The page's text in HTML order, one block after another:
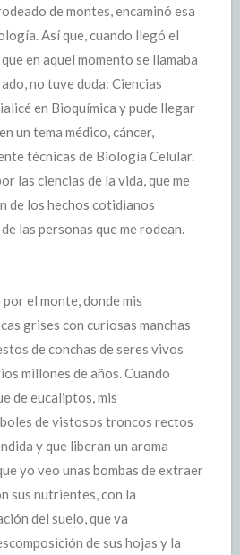
de montes, encaminó esa
Así que, cuando llegó el
en aquel momento se llamaba
no tuve duda: Ciencias
en Bioquímica y pude llegar
un tema médico, cáncer,
técnicas de Biología Celular.
las ciencias de la vida, que me
de los hechos cotidianos
las personas que me rodean.
el monte, donde mis
grises con curiosas manchas
de conchas de seres vivos
millones de años. Cuando
de eucaliptos, mis
de vistosos troncos rectos
y que liberan un aroma
yo veo unas bombas de extraer
sus nutrientes, con la
del suelo, que va
de sus hojas y la